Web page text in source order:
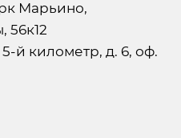
Марьино,
56к12
й километр, д. 6, оф.